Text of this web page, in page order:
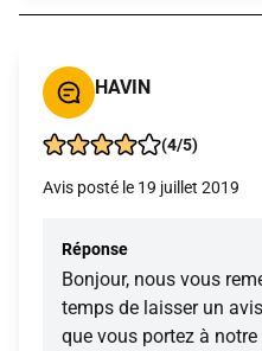
HAVIN
(4/5)
Avis posté le 19 juillet 2019
Réponse
Bonjour, nous vous
temps de laisser un
que vous portez à